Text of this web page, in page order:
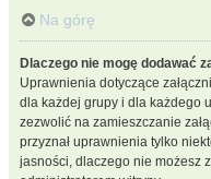
Na górę
Dlaczego nie mogę dodawać
Uprawnienia dotyczące
dla każdej grupy i dla każdego
zezwolić na zamieszczanie
przyznał uprawnienia tylko
jasności, dlaczego nie możesz